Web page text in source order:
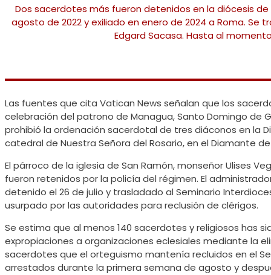
Dos sacerdotes más fueron detenidos en la diócesis
agosto de 2022 y exiliado en enero de 2024 a Roma. Se
Edgard Sacasa. Hasta al
Las fuentes que cita Vatican News señalan que los
celebración del patrono de Managua, Santo Domingo de
prohibió la ordenación sacerdotal de tres diáconos en la
catedral de Nuestra Señora del Rosario, en el Diamante
El párroco de la iglesia de San Ramón, monseñor Ulises
fueron retenidos por la policía del régimen. El
detenido el 26 de julio y trasladado al Seminario
usurpado por las autoridades para reclusión de clérigos.
Se estima que al menos 140 sacerdotes y religiosos has
expropiaciones a organizaciones eclesiales mediante la
sacerdotes que el orteguismo mantenía recluidos en el
arrestados durante la primera semana de agosto y